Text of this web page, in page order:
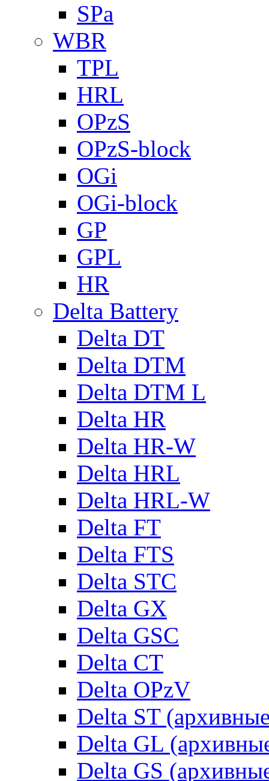
SPa
WBR
TPL
HRL
OPzS
OPzS-block
OGi
OGi-block
GP
GPL
HR
Delta Battery
Delta DT
Delta DTM
Delta DTM L
Delta HR
Delta HR-W
Delta HRL
Delta HRL-W
Delta FT
Delta FTS
Delta STC
Delta GX
Delta GSC
Delta CT
Delta OPzV
Delta ST
Delta GL
Delta GS